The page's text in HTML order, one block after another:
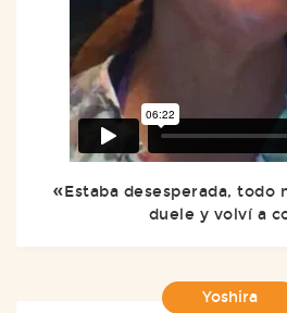
Estaba desesperada, todo
duele y volví a
Yoshira